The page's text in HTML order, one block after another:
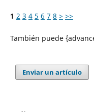
1 2 3 4 5 6 7 8 > >>
También puede
Enviar un artículo